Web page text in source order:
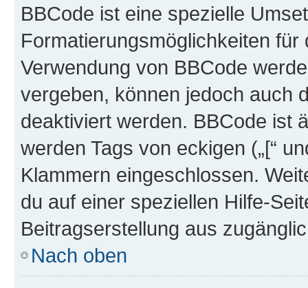
BBCode ist eine spezielle
Formatierungsmöglichkeiten
Verwendung von BBCode
vergeben, können jedoch auch
deaktiviert werden. BBCode ist
werden Tags von eckigen („[“
Klammern eingeschlossen.
du auf einer speziellen Hilfe-
Beitragserstellung aus
Nach oben